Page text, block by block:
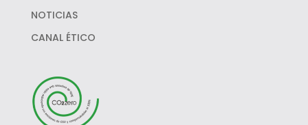
NOTICIAS
CANAL ÉTICO